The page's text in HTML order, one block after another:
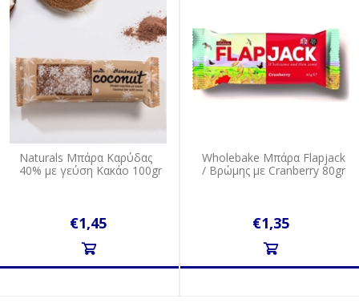
Naturals Μπάρα Καρύδας
40% με γεύση Κακάο 100gr
€1,45
Wholebake Μπάρα Flapjack
/ Βρώμης με Cranberry 80gr
€1,35